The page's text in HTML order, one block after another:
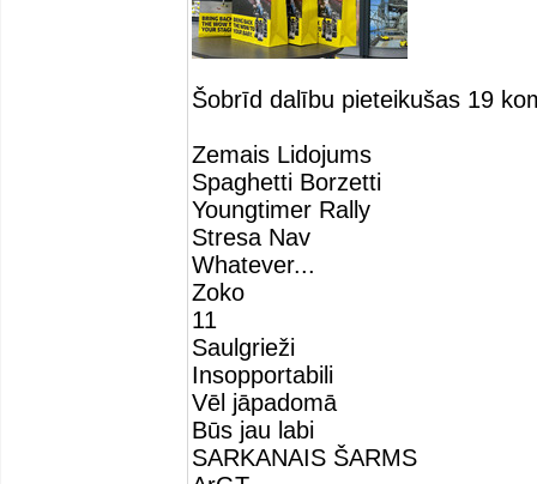
Šobrīd dalību pieteikušas 19
Zemais Lidojums
Spaghetti Borzetti
Youngtimer Rally
Stresa Nav
Whatever...
Zoko
11
Saulgrieži
Insopportabili
Vēl jāpadomā
Būs jau labi
SARKANAIS ŠARMS